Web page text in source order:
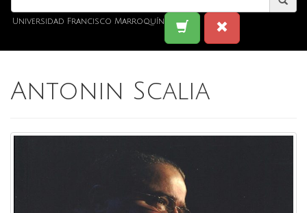
Universidad Francisco Marroquín
Antonin Scalia